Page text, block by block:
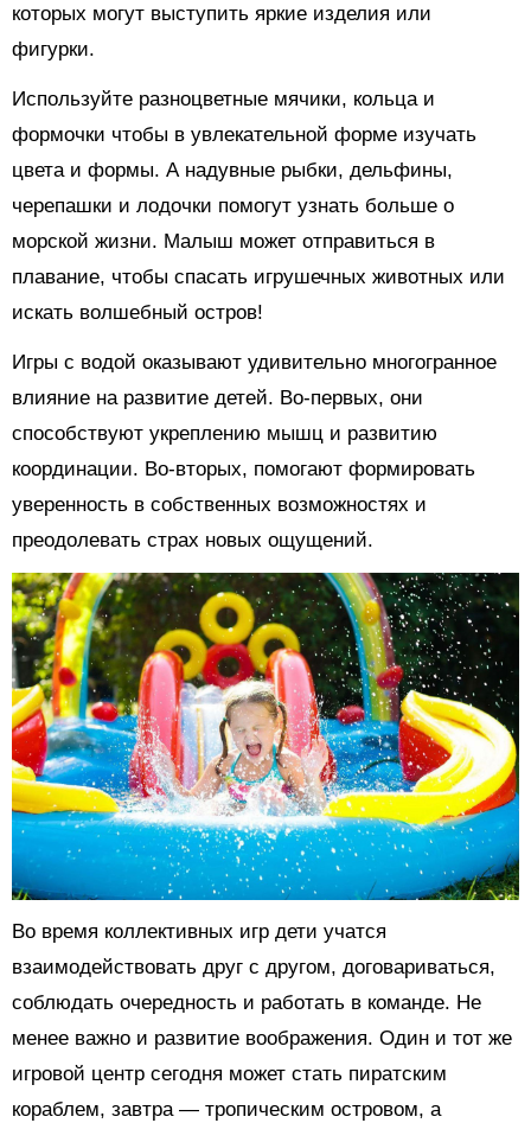
которых могут выступить яркие изделия или
фигурки.
Используйте разноцветные мячики, кольца и
формочки чтобы в увлекательной форме изучать
цвета и формы. А надувные рыбки, дельфины,
черепашки и лодочки помогут узнать больше о
морской жизни. Малыш может отправиться в
плавание, чтобы спасать игрушечных животных или
искать волшебный остров!
Игры с водой оказывают удивительно многогранное
влияние на развитие детей. Во-первых, они
способствуют укреплению мышц и развитию
координации. Во-вторых, помогают формировать
уверенность в собственных возможностях и
преодолевать страх новых ощущений.
Во время коллективных игр дети учатся
взаимодействовать друг с другом, договариваться,
соблюдать очередность и работать в команде. Не
менее важно и развитие воображения. Один и тот же
игровой центр сегодня может стать пиратским
кораблем, завтра — тропическим островом, а